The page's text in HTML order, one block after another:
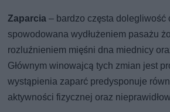
Zaparcia – bardzo częsta dolegliwość
spowodowana wydłużeniem pasażu
rozluźnieniem mięśni dna miednicy
Głównym winowajcą tych zmian jest
wystąpienia zaparć predysponuje
aktywności fizycznej oraz